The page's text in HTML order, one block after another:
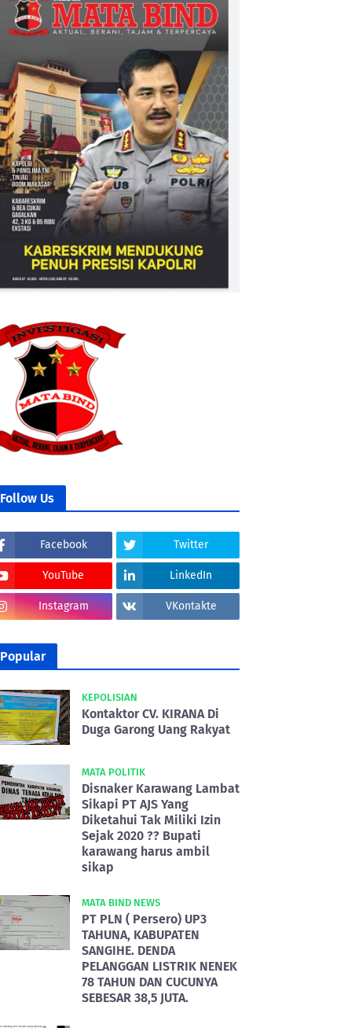
Follow Us
Facebook Twitter
YouTube LinkedIn
Instagram VKontakte
Popular
KEPOLISIAN
Kontaktor CV. KIRANA Di
Duga Garong Uang Rakyat
MATA POLITIK
Disnaker Karawang Lambat
Sikapi PT AJS Yang
Diketahui Tak Miliki Izin
Sejak 2020 ?? Bupati
karawang harus ambil
sikap
MATA BIND NEWS
PT PLN ( Persero) UP3
TAHUNA, KABUPATEN
SANGIHE. DENDA
PELANGGAN LISTRIK NENEK
78 TAHUN DAN CUCUNYA
SEBESAR 38,5 JUTA.